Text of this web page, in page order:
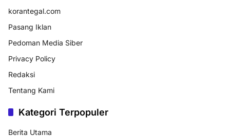
korantegal.com
Pasang Iklan
Pedoman Media Siber
Privacy Policy
Redaksi
Tentang Kami
Kategori Terpopuler
Berita Utama